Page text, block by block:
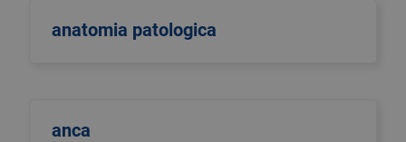
anatomia patologica
anca